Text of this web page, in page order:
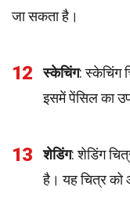
जा सकता है।
12 स्केचिंग: स्केचिंग
इसमें पेंसिल का
13 शेडिंग: शेडिंग
है। यह चित्र को